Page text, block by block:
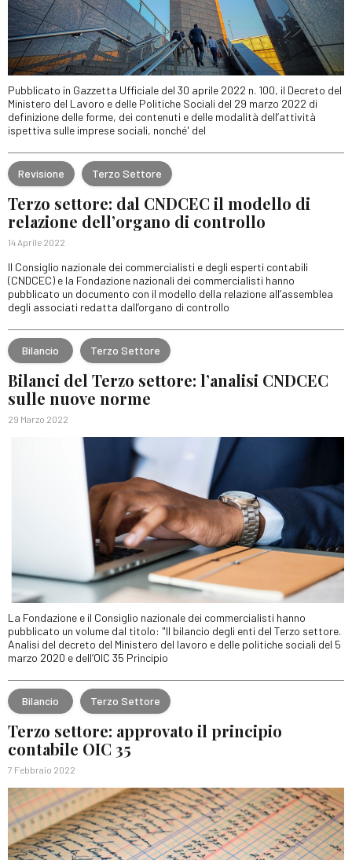
Pubblicato in Gazzetta Ufficiale del 30 aprile 2022 n. 100, il Decreto del
Ministero del Lavoro e delle Politiche Sociali del 29 marzo 2022 di
definizione delle forme, dei contenuti e delle modalità dell’attività
ispettiva sulle imprese sociali, nonché' del
Revisione Terzo Settore
Terzo settore: dal CNDCEC il modello di
relazione dell’organo di controllo
14 Aprile 2022
Il Consiglio nazionale dei commercialisti e degli esperti contabili
(CNDCEC) e la Fondazione nazionali dei commercialisti hanno
pubblicato un documento con il modello della relazione all’assemblea
degli associati redatta dall’organo di controllo
Bilancio Terzo Settore
Bilanci del Terzo settore: l’analisi CNDCEC
sulle nuove norme
29 Marzo 2022
La Fondazione e il Consiglio nazionale dei commercialisti hanno
pubblicato un volume dal titolo: "Il bilancio degli enti del Terzo settore.
Analisi del decreto del Ministero del lavoro e delle politiche sociali del 5
marzo 2020 e dell’OIC 35 Principio
Bilancio Terzo Settore
Terzo settore: approvato il principio
contabile OIC 35
7 Febbraio 2022